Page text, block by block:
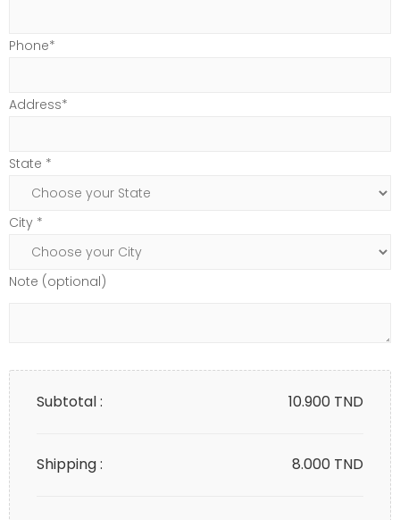
Phone*
Address*
State *
City *
Note (optional)
Subtotal : 10.900 TND
Shipping : 8.000 TND